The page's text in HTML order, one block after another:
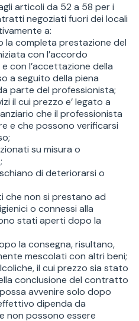
articoli da 52 a 58 per i
negoziati fuori dei locali
a:
completa prestazione del
con l’accordo
con l’accettazione della
a seguito della piena
parte del professionista;
il cui prezzo e’ legato a
che il professionista
e che possono verificarsi
su misura o
di deteriorarsi o
che non si prestano ad
o connessi alla
stati aperti dopo la
la consegna, risultano,
mescolati con altri beni;
il cui prezzo sia stato
conclusione del contratto
avvenire solo dopo
dipenda da
non possono essere